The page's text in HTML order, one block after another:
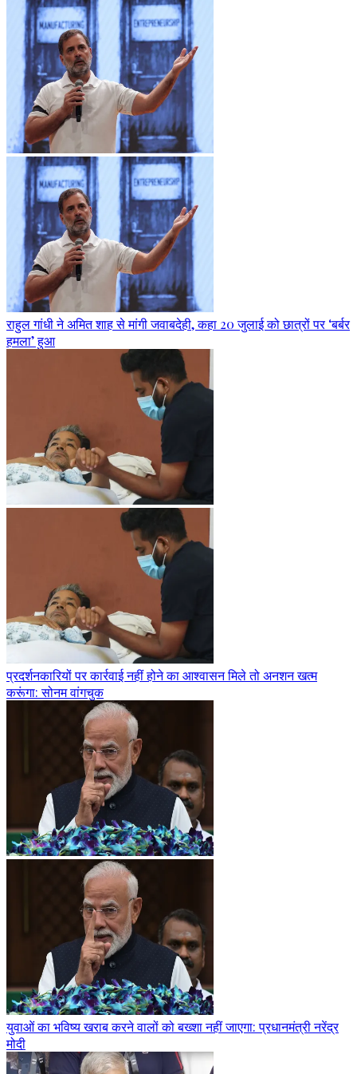
राहुल गांधी ने अमित शाह से मांगी जवाबदेही, कहा 20 जुलाई को छात्रों पर ‘बर्बर
हमला’ हुआ
प्रदर्शनकारियों पर कार्रवाई नहीं होने का आश्वासन मिले तो अनशन खत्म
करूंगा: सोनम वांगचुक
युवाओं का भविष्य खराब करने वालों को बख्शा नहीं जाएगा: प्रधानमंत्री नरेंद्र
मोदी